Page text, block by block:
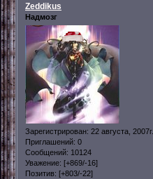
Zeddikus
Надмозг
Зарегистрирован: 22 августа, 2007г.
Приглашений: 0
Сообщений: 10124
Уважение: [+869/-16]
Позитив: [+803/-22]